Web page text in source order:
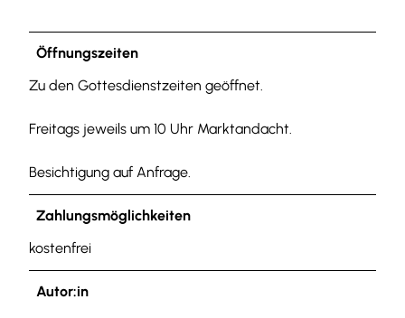
Öffnungszeiten
Zu den Gottesdienstzeiten geöffnet.
Freitags jeweils um 10 Uhr Marktandacht.
Besichtigung auf Anfrage.
Zahlungsmöglichkeiten
kostenfrei
Autor:in